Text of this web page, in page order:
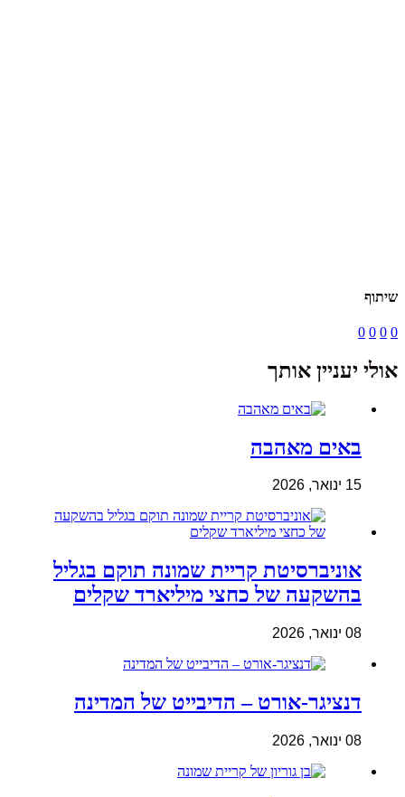
שיתוף
0
0
0
0
אולי יעניין אותך
באים מאהבה
15 ינואר, 2026
אוניברסיטת קריית שמונה תוקם בגליל
בהשקעה של כחצי מיליארד שקלים
08 ינואר, 2026
דנציגר-אורט – הדיבייט של המדינה
08 ינואר, 2026